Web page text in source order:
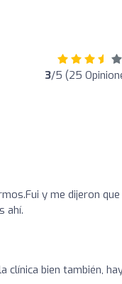
3/5 (25
y me dijeron que
ahí.
clínica bien también,